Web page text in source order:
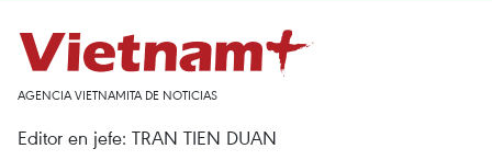
AGENCIA VIETNAMITA DE NOTICIAS
Editor en jefe: TRAN TIEN DUAN